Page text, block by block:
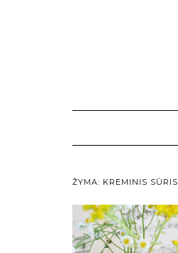
ŽYMA: KREMINIS SŪRIS